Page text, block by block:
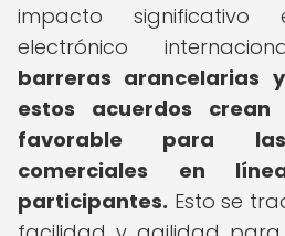
impacto
electrónico
barreras arancelarias
estos acuerdos
favorable para las
comerciales en
participantes. Esto se